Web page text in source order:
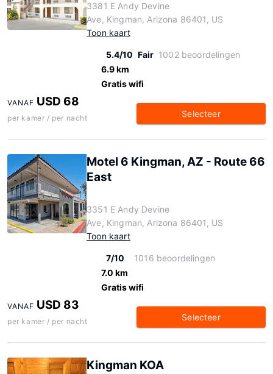
3381 E Andy Devine
Ave, Kingman, Arizona 86401, US
Toon kaart
5.4/10 Fair 1002 beoordelingen
6.9 km
Gratis wifi
VANAF USD 68
per kamer / per nacht Selecteer
Motel 6 Kingman, AZ - Route 66
East
3351 E Andy Devine
Ave, Kingman, Arizona 86401, US
Toon kaart
7/10
1016 beoordelingen
7.0 km
Gratis wifi
VANAF USD 83
per kamer / per nacht Selecteer
Kingman KOA